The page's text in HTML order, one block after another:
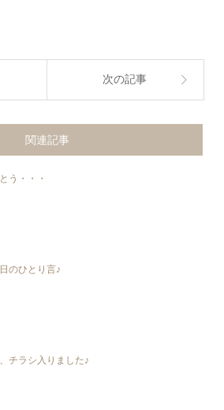
次の記事
関連記事
う・・・
のひとり言♪
チラシ入りました♪